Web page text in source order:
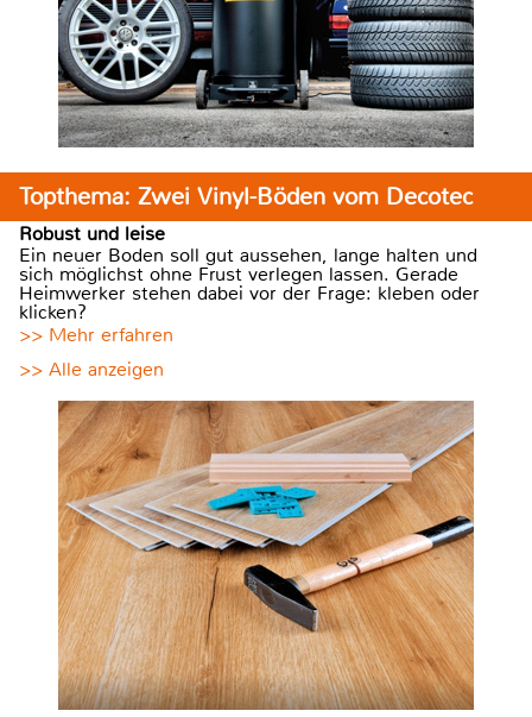
Topthema: Zwei Vinyl-Böden vom Decotec
Robust und leise
Ein neuer Boden soll gut aussehen, lange halten und
sich möglichst ohne Frust verlegen lassen. Gerade
Heimwerker stehen dabei vor der Frage: kleben oder
klicken?
>> Mehr erfahren
>> Alle anzeigen